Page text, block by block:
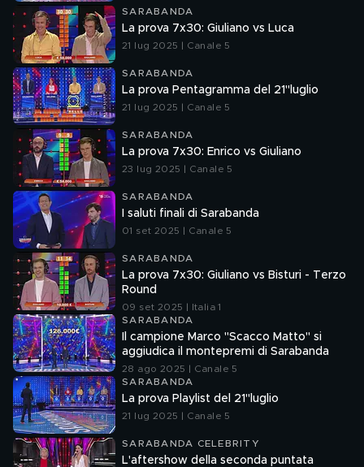
SARABANDA
La prova 7x30: Giuliano vs Luca
21 lug 2025 | Canale 5
SARABANDA
La prova Pentagramma del 21"luglio
21 lug 2025 | Canale 5
SARABANDA
La prova 7x30: Enrico vs Giuliano
23 lug 2025 | Canale 5
SARABANDA
I saluti finali di Sarabanda
01 set 2025 | Canale 5
SARABANDA
La prova 7x30: Giuliano vs Bisturi - Terzo
Round
09 set 2025 | Italia 1
SARABANDA
Il campione Marco "Scacco Matto" si
aggiudica il montepremi di Sarabanda
28 ago 2025 | Canale 5
SARABANDA
La prova Playlist del 21"luglio
21 lug 2025 | Canale 5
SARABANDA CELEBRITY
L'aftershow della seconda puntata